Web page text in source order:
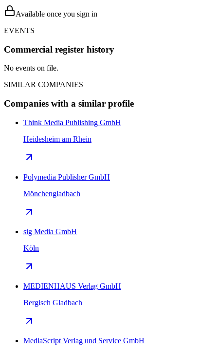
Available once you sign in
EVENTS
Commercial register history
No events on file.
SIMILAR COMPANIES
Companies with a similar profile
Think Media Publishing GmbH
Heidesheim am Rhein
Polymedia Publisher GmbH
Mönchengladbach
sig Media GmbH
Köln
MEDIENHAUS Verlag GmbH
Bergisch Gladbach
MediaScript Verlag und Service GmbH